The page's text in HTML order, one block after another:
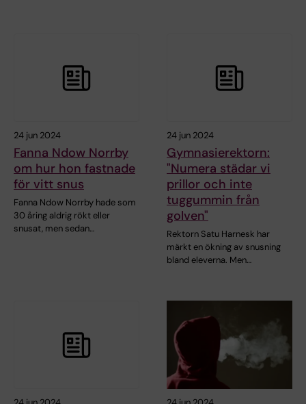
24 jun 2024
Fanna Ndow Norrby
om hur hon fastnade
för vitt snus
Fanna Ndow Norrby hade som
30 åring aldrig rökt eller
snusat, men sedan…
24 jun 2024
Gymnasierektorn:
"Numera städar vi
prillor och inte
tuggummin från
golven"
Rektorn Satu Harnesk har
märkt en ökning av snusning
bland eleverna. Men…